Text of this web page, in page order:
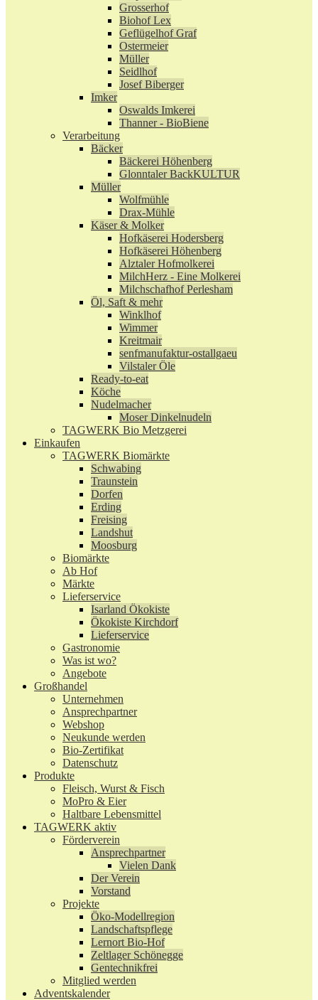
Grosserhof
Biohof Lex
Geflügelhof Graf
Ostermeier
Müller
Seidlhof
Josef Biberger
Imker
Oswalds Imkerei
Thanner - BioBiene
Verarbeitung
Bäcker
Bäckerei Höhenberg
Glonntaler BackKULTUR
Müller
Wolfmühle
Drax-Mühle
Käser & Molker
Hofkäserei Hodersberg
Hofkäserei Höhenberg
Alztaler Hofmolkerei
MilchHerz - Eine Molkerei
Milchschafhof Perlesham
Öl, Saft & mehr
Winklhof
Wimmer
Kreitmair
senfmanufaktur-ostallgaeu
Vilstaler Öle
Ready-to-eat
Köche
Nudelmacher
Moser Dinkelnudeln
TAGWERK Bio Metzgerei
Einkaufen
TAGWERK Biomärkte
Schwabing
Traunstein
Dorfen
Erding
Freising
Landshut
Moosburg
Biomärkte
Ab Hof
Märkte
Lieferservice
Isarland Ökokiste
Ökokiste Kirchdorf
Lieferservice
Gastronomie
Was ist wo?
Angebote
Großhandel
Unternehmen
Ansprechpartner
Webshop
Neukunde werden
Bio-Zertifikat
Datenschutz
Produkte
Fleisch, Wurst & Fisch
MoPro & Eier
Haltbare Lebensmittel
TAGWERK aktiv
Förderverein
Ansprechpartner
Vielen Dank
Der Verein
Vorstand
Projekte
Öko-Modellregion
Landschaftspflege
Lernort Bio-Hof
Zeltlager Schönegge
Gentechnikfrei
Mitglied werden
Adventskalender